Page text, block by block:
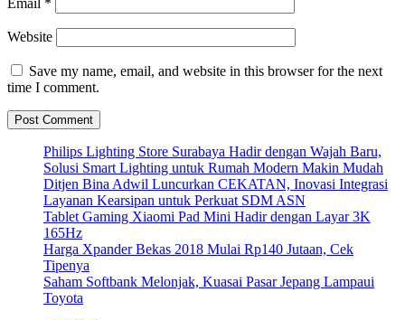
Email *
Website
Save my name, email, and website in this browser for the next
time I comment.
Philips Lighting Store Surabaya Hadir dengan Wajah Baru,
Solusi Smart Lighting untuk Rumah Modern Makin Mudah
Ditjen Bina Adwil Luncurkan CEKATAN, Inovasi Integrasi
Layanan Kearsipan untuk Perkuat SDM ASN
Tablet Gaming Xiaomi Pad Mini Hadir dengan Layar 3K
165Hz
Harga Xpander Bekas 2018 Mulai Rp140 Jutaan, Cek
Tipenya
Saham Softbank Melonjak, Kuasai Pasar Jepang Lampaui
Toyota